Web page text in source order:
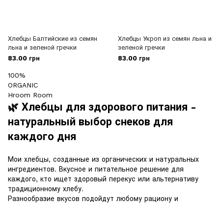
Хлебцы Балтийские из семян
льна и зеленой гречки
83.00 грн
Хлебцы Укроп из семян льна и
зеленой гречки
83.00 грн
100%
ORGANIC
Hroom Room
🌿 Хлебцы для здорового питания -
натуральный выбор снеков для
каждого дня
Мои хлебцы, созданные из органических и натуральных
ингредиентов. Вкусное и питательное решение для
каждого, кто ищет здоровый перекус или альтернативу
традиционному хлебу.
Разнообразие вкусов подойдут любому рациону и